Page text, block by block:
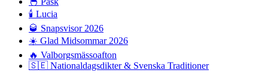
🕯️ Lucia
🥃 Snapsvisor 2026
☀️ Glad Midsommar 2026
🔥 Valborgsmässoafton
🇸🇪 Nationaldagsdikter & Svenska Traditioner